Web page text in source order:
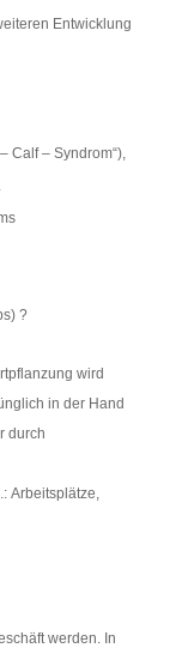
Entwicklung
Calf – Syndrom“),
?
wird
in der Hand
durch
Arbeitsplätze,
werden. In